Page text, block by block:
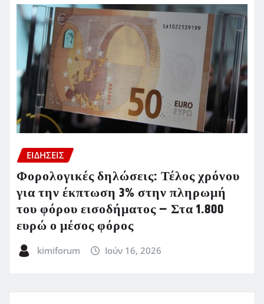
ΕΙΔΗΣΕΙΣ
Φορολογικές δηλώσεις: Τέλος χρόνου
για την έκπτωση 3% στην πληρωμή
του φόρου εισοδήματος – Στα 1.800
ευρώ ο μέσος φόρος
kimiforum Ιούν 16, 2026